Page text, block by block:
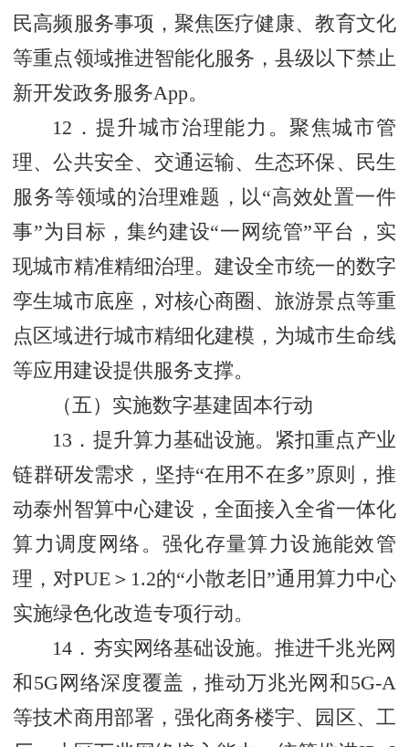
民高频服务事项，聚焦医疗健康、教育文化
等重点领域推进智能化服务，县级以下禁止
新开发政务服务App。
12．提升城市治理能力。聚焦城市管
理、公共安全、交通运输、生态环保、民生
服务等领域的治理难题，以“高效处置一件
事”为目标，集约建设“一网统管”平台，实
现城市精准精细治理。建设全市统一的数字
孪生城市底座，对核心商圈、旅游景点等重
点区域进行城市精细化建模，为城市生命线
等应用建设提供服务支撑。
（五）实施数字基建固本行动
13．提升算力基础设施。紧扣重点产业
链群研发需求，坚持“在用不在多”原则，推
动泰州智算中心建设，全面接入全省一体化
算力调度网络。强化存量算力设施能效管
理，对PUE＞1.2的“小散老旧”通用算力中心
实施绿色化改造专项行动。
14．夯实网络基础设施。推进千兆光网
和5G网络深度覆盖，推动万兆光网和5G-A
等技术商用部署，强化商务楼宇、园区、工